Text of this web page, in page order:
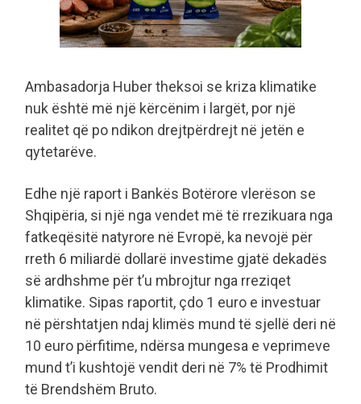
Ambasadorja Huber theksoi se kriza klimatike
nuk është më një kërcënim i largët, por një
realitet që po ndikon drejtpërdrejt në jetën e
qytetarëve.
Edhe një raport i Bankës Botërore vlerëson se
Shqipëria, si një nga vendet më të rrezikuara nga
fatkeqësitë natyrore në Evropë, ka nevojë për
rreth 6 miliardë dollarë investime gjatë dekadës
së ardhshme për t’u mbrojtur nga rreziqet
klimatike. Sipas raportit, çdo 1 euro e investuar
në përshtatjen ndaj klimës mund të sjellë deri në
10 euro përfitime, ndërsa mungesa e veprimeve
mund t’i kushtojë vendit deri në 7% të Prodhimit
të Brendshëm Bruto.